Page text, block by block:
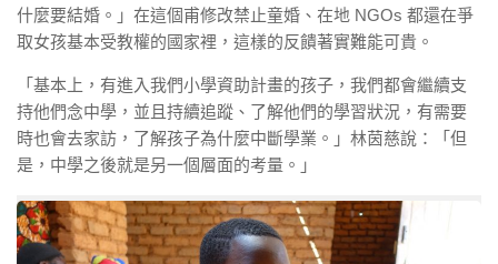
什麼要結婚。」在這個甫修改禁止童婚、在地 NGOs 都還在爭
取女孩基本受教權的國家裡，這樣的反饋著實難能可貴。
「基本上，有進入我們小學資助計畫的孩子，我們都會繼續支
持他們念中學，並且持續追蹤、了解他們的學習狀況，有需要
時也會去家訪，了解孩子為什麼中斷學業。」林茵慈說：「但
是，中學之後就是另一個層面的考量。」